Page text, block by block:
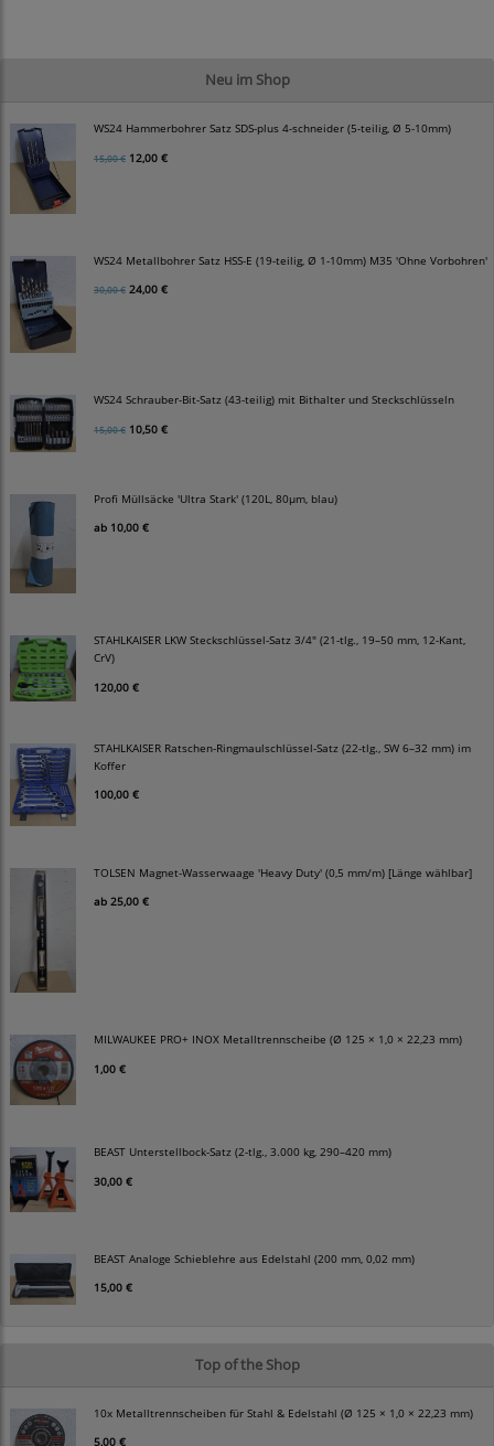
Neu im Shop
WS24 Hammerbohrer Satz SDS-plus 4-schneider (5-teilig, Ø 5-10mm)
15,00 € 12,00 €
WS24 Metallbohrer Satz HSS-E (19-teilig, Ø 1-10mm) M35 'Ohne Vorbohren'
30,00 € 24,00 €
WS24 Schrauber-Bit-Satz (43-teilig) mit Bithalter und Steckschlüsseln
15,00 € 10,50 €
Profi Müllsäcke 'Ultra Stark' (120L, 80µm, blau)
ab 10,00 €
STAHLKAISER LKW Steckschlüssel-Satz 3/4" (21-tlg., 19–50 mm, 12-Kant,
CrV)
120,00 €
STAHLKAISER Ratschen-Ringmaulschlüssel-Satz (22-tlg., SW 6–32 mm) im
Koffer
100,00 €
TOLSEN Magnet-Wasserwaage 'Heavy Duty' (0,5 mm/m) [Länge wählbar]
ab 25,00 €
MILWAUKEE PRO+ INOX Metalltrennscheibe (Ø 125 × 1,0 × 22,23 mm)
1,00 €
BEAST Unterstellbock-Satz (2-tlg., 3.000 kg, 290–420 mm)
30,00 €
BEAST Analoge Schieblehre aus Edelstahl (200 mm, 0,02 mm)
15,00 €
Top of the Shop
10x Metalltrennscheiben für Stahl & Edelstahl (Ø 125 × 1,0 × 22,23 mm)
5,00 €